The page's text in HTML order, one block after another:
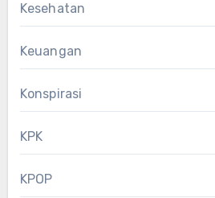
Kesehatan
Keuangan
Konspirasi
KPK
KPOP